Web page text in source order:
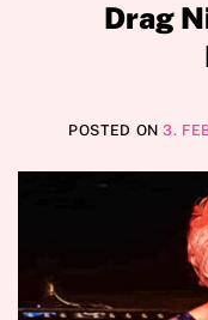
Drag
POSTED ON3.